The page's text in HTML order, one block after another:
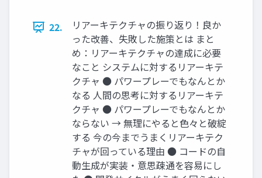
22.
リアーキテクチャの振り返り！良か
った改善、失敗した施策とは まと
め：リアーキテクチャの達成に必要
なこと システムに対するリアーキテ
クチャ ● パワープレーでもなんとか
なる 人間の思考に対するリアーキテ
クチャ ● パワープレーでもなんとか
ならない → 無理にやると色々と破綻
する 今の今までうまくリアーキテク
チャが回っている理由 ● コードの自
動生成が実装・意思疎通を容易にし